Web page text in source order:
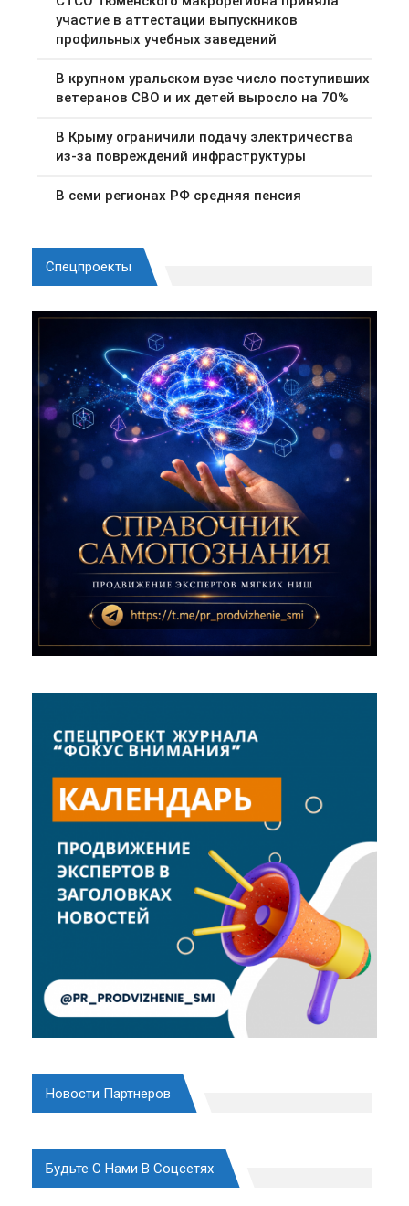
Спецпроекты
Новости Партнеров
Будьте С Нами В Соцсетях